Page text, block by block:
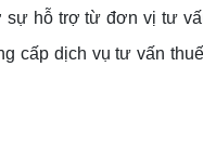
sự hỗ trợ từ đơn vị tư
cấp dịch vụ tư vấn